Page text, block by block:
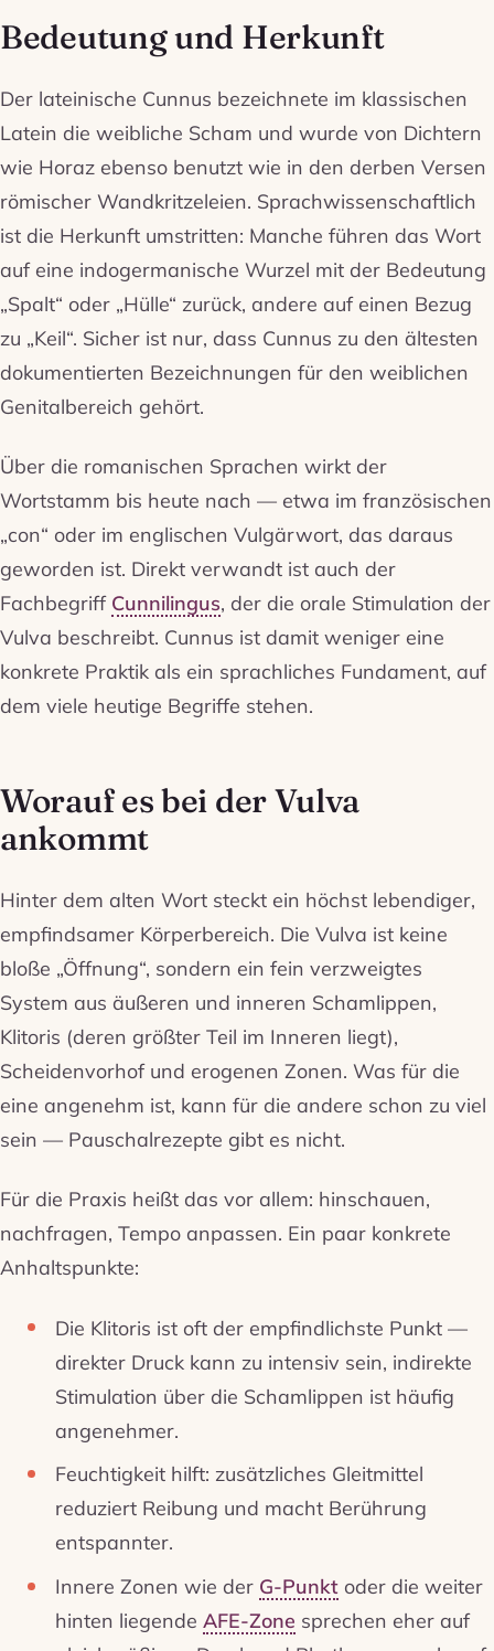
Bedeutung und Herkunft
Der lateinische Cunnus bezeichnete im klassischen
Latein die weibliche Scham und wurde von Dichtern
wie Horaz ebenso benutzt wie in den derben Versen
römischer Wandkritzeleien. Sprachwissenschaftlich
ist die Herkunft umstritten: Manche führen das Wort
auf eine indogermanische Wurzel mit der Bedeutung
„Spalt“ oder „Hülle“ zurück, andere auf einen Bezug
zu „Keil“. Sicher ist nur, dass Cunnus zu den ältesten
dokumentierten Bezeichnungen für den weiblichen
Genitalbereich gehört.
Über die romanischen Sprachen wirkt der
Wortstamm bis heute nach — etwa im französischen
„con“ oder im englischen Vulgärwort, das daraus
geworden ist. Direkt verwandt ist auch der
Fachbegriff Cunnilingus, der die orale Stimulation der
Vulva beschreibt. Cunnus ist damit weniger eine
konkrete Praktik als ein sprachliches Fundament, auf
dem viele heutige Begriffe stehen.
Worauf es bei der Vulva
ankommt
Hinter dem alten Wort steckt ein höchst lebendiger,
empfindsamer Körperbereich. Die Vulva ist keine
bloße „Öffnung“, sondern ein fein verzweigtes
System aus äußeren und inneren Schamlippen,
Klitoris (deren größter Teil im Inneren liegt),
Scheidenvorhof und erogenen Zonen. Was für die
eine angenehm ist, kann für die andere schon zu viel
sein — Pauschalrezepte gibt es nicht.
Für die Praxis heißt das vor allem: hinschauen,
nachfragen, Tempo anpassen. Ein paar konkrete
Anhaltspunkte:
Die Klitoris ist oft der empfindlichste Punkt —
direkter Druck kann zu intensiv sein, indirekte
Stimulation über die Schamlippen ist häufig
angenehmer.
Feuchtigkeit hilft: zusätzliches Gleitmittel
reduziert Reibung und macht Berührung
entspannter.
Innere Zonen wie der G-Punkt oder die weiter
hinten liegendeAFE-Zone sprechen eher auf